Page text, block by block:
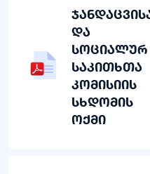
და
სოციალურ
საკითხთა
კომისიის
სხდომის
ოქმი